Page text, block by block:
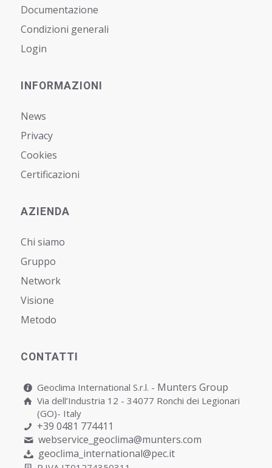
Documentazione
Condizioni generali
Login
INFORMAZIONI
News
Privacy
Cookies
Certificazioni
AZIENDA
Chi siamo
Gruppo
Network
Visione
Metodo
CONTATTI
Geoclima International S.r.l. - Munters Group
Via dell’Industria 12 - 34077 Ronchi dei Legionari
(GO)- Italy
+39 0481 774411
webservice_geoclima@munters.com
geoclima_international@pec.it